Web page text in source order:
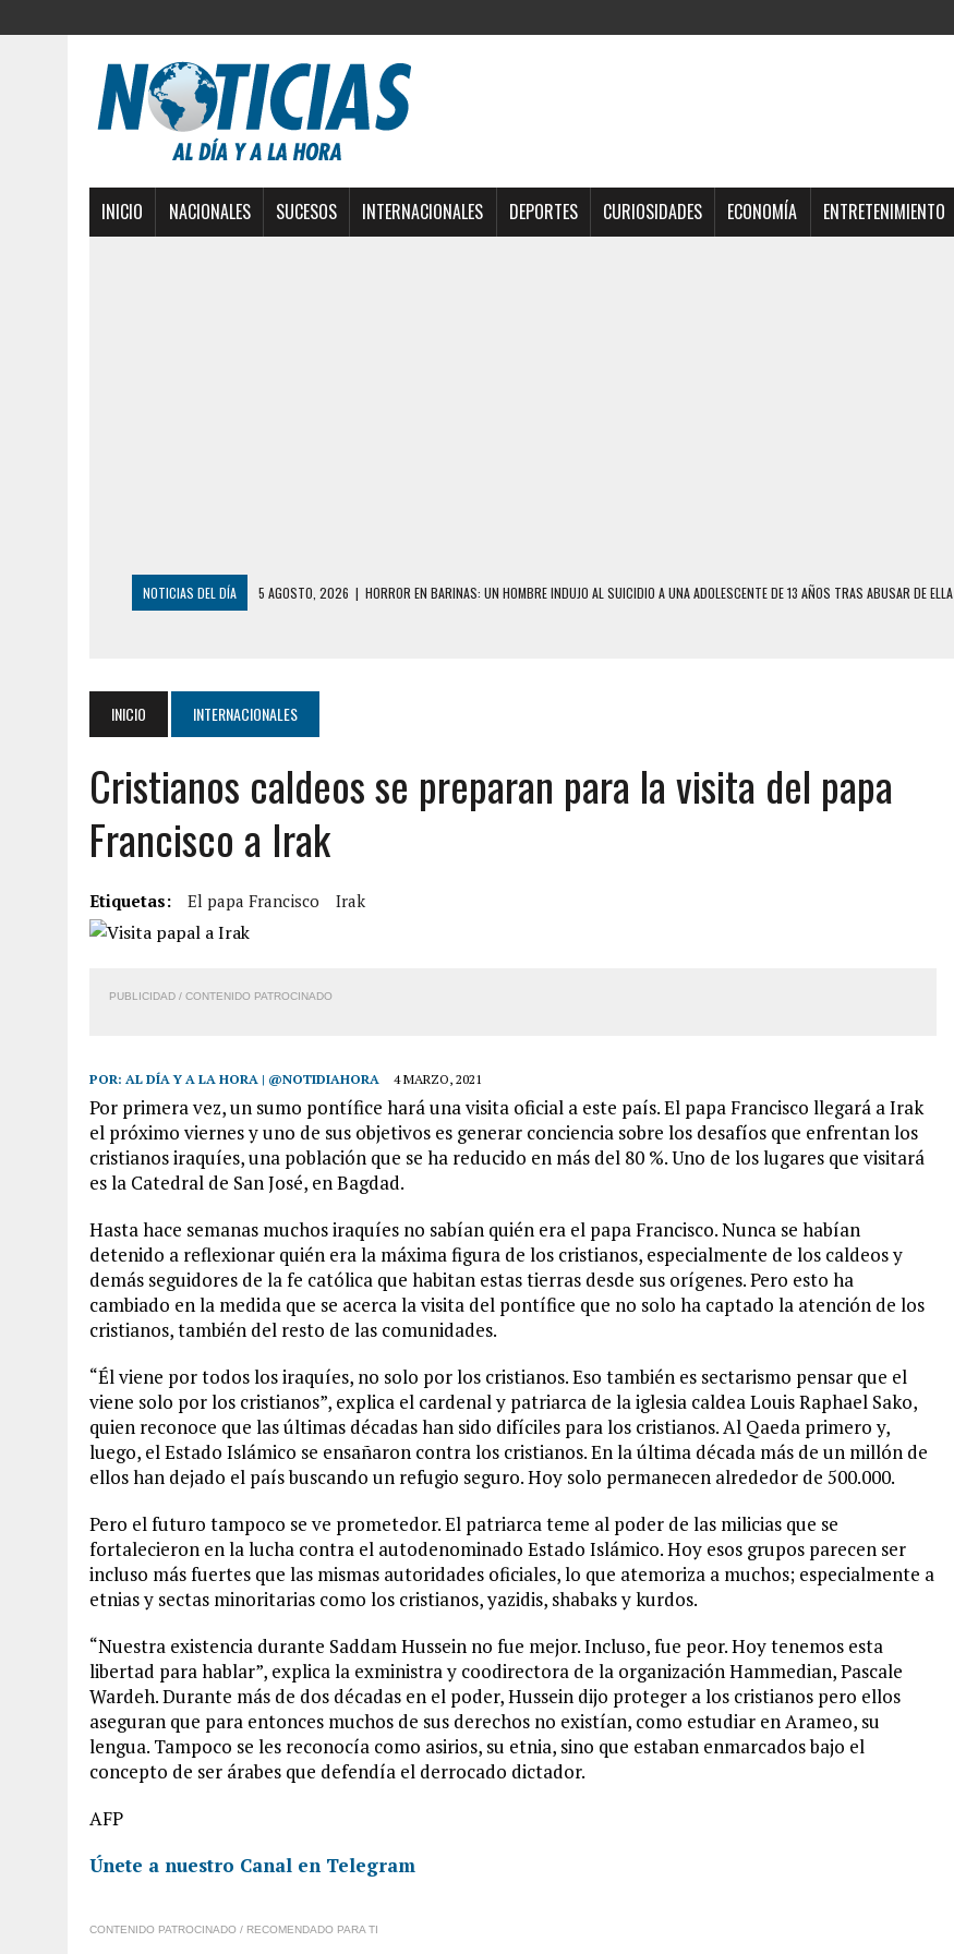
INICIO NACIONALES SUCESOS INTERNACIONALES DEPORTES CURIOSIDADES ECONOMÍA ENTRETENIMIENTO
NOTICIAS DEL DÍA 5 AGOSTO, 2026 | HORROR EN BARINAS: UN HOMBRE INDUJO AL SUICIDIO A UNA ADOLESCENTE DE 13 AÑOS TRAS ABUSAR DE ELLA
2 AGOSTO, 2026 | AYUDABA A PERSONAS EN SITUACIÓN DE CALLE Y MURIÓ A MANOS DE VARIOS DE ELLOS EN MATURÍN
2 AGOSTO, 2026
COLAPSÓ TECHO DE UNA VIVIENDA EN EL CENTRO DE CARACAS CON MÁS DE 20 PERSONAS ADENTRO
2 AGOSTO, 2026
FALCÓN: MUJER ATACÓ CON UN CUCHILLO A SUS HIJOS, UNO PERDIÓ LA VIDA
6 AGOSTO, 2026
MISTERIOSA MUERTE DE MODELO EN MONAGAS: HALLARON EL CUERPO DENTRO DE SU CASA
6 AGOSTO, 2026
INICIO INTERNACIONALES
Cristianos caldeos se preparan para la visita del papa
Francisco a Irak
Etiquetas: El papa Francisco Irak
PUBLICIDAD / CONTENIDO PATROCINADO
POR: AL DÍA Y A LA HORA | @NOTIDIAHORA 4 MARZO, 2021
Por primera vez, un sumo pontífice hará una visita oficial a este país. El papa Francisco llegará a Irak
el próximo viernes y uno de sus objetivos es generar conciencia sobre los desafíos que enfrentan los
cristianos iraquíes, una población que se ha reducido en más del 80 %. Uno de los lugares que visitará
es la Catedral de San José, en Bagdad.
Hasta hace semanas muchos iraquíes no sabían quién era el papa Francisco. Nunca se habían
detenido a reflexionar quién era la máxima figura de los cristianos, especialmente de los caldeos y
demás seguidores de la fe católica que habitan estas tierras desde sus orígenes. Pero esto ha
cambiado en la medida que se acerca la visita del pontífice que no solo ha captado la atención de los
cristianos, también del resto de las comunidades.
“Él viene por todos los iraquíes, no solo por los cristianos. Eso también es sectarismo pensar que el
viene solo por los cristianos”, explica el cardenal y patriarca de la iglesia caldea Louis Raphael Sako,
quien reconoce que las últimas décadas han sido difíciles para los cristianos. Al Qaeda primero y,
luego, el Estado Islámico se ensañaron contra los cristianos. En la última década más de un millón de
ellos han dejado el país buscando un refugio seguro. Hoy solo permanecen alrededor de 500.000.
Pero el futuro tampoco se ve prometedor. El patriarca teme al poder de las milicias que se
fortalecieron en la lucha contra el autodenominado Estado Islámico. Hoy esos grupos parecen ser
incluso más fuertes que las mismas autoridades oficiales, lo que atemoriza a muchos; especialmente a
etnias y sectas minoritarias como los cristianos, yazidis, shabaks y kurdos.
“Nuestra existencia durante Saddam Hussein no fue mejor. Incluso, fue peor. Hoy tenemos esta
libertad para hablar”, explica la exministra y coodirectora de la organización Hammedian, Pascale
Wardeh. Durante más de dos décadas en el poder, Hussein dijo proteger a los cristianos pero ellos
aseguran que para entonces muchos de sus derechos no existían, como estudiar en Arameo, su
lengua. Tampoco se les reconocía como asirios, su etnia, sino que estaban enmarcados bajo el
concepto de ser árabes que defendía el derrocado dictador.
AFP
Únete a nuestro Canal en Telegram
CONTENIDO PATROCINADO / RECOMENDADO PARA TI